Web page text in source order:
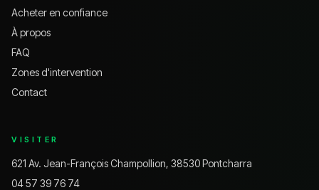
Acheter en confiance
À propos
FAQ
Zones d'intervention
Contact
VISITER
621 Av. Jean-François Champollion, 38530 Pontcharra
04 57 39 76 74